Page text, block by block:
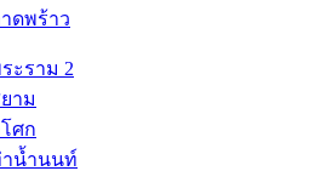
ดพร้าว
ะราม 2
าม
ศก
าน้ำนนท์